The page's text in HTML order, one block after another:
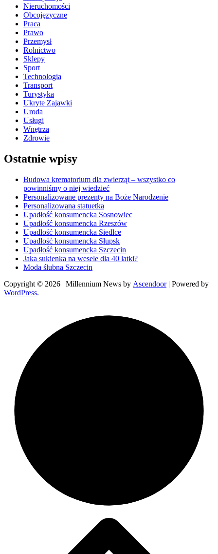
Nieruchomości
Obcojęzyczne
Praca
Prawo
Przemysł
Rolnictwo
Sklepy
Sport
Technologia
Transport
Turystyka
Ukryte Zajawki
Uroda
Usługi
Wnętrza
Zdrowie
Ostatnie wpisy
Budowa krematorium dla zwierząt – wszystko co
powinniśmy o niej wiedzieć
Personalizowane prezenty na Boże Narodzenie
Personalizowana statuetka
Upadłość konsumencka Sosnowiec
Upadłość konsumencka Rzeszów
Upadłość konsumencka Siedlce
Upadłość konsumencka Słupsk
Upadłość konsumencka Szczecin
Jaka sukienka na wesele dla 40 latki?
Moda ślubna Szczecin
Copyright © 2026 | Millennium News by Ascendoor| Powered by
WordPress.